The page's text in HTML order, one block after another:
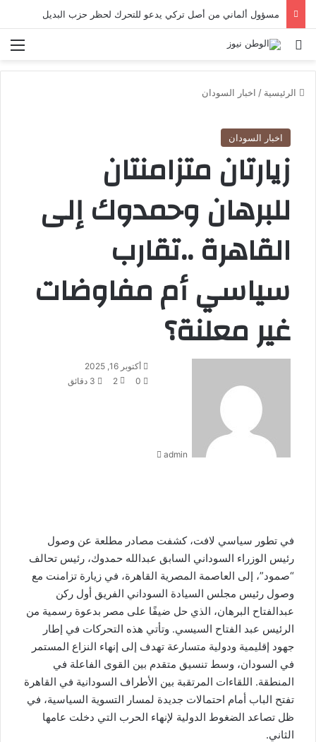
مسؤول ألماني من أصل تركي يدعو للتحرك لحظر حزب البديل
بحث عن
الرئيسية / اخبار السودان
اخبار السودان
زيارتان متزامنتان
للبرهان وحمدوك إلى
القاهرة ..تقارب
سياسي أم مفاوضات
غير معلنة؟
admin
ر
و
ي
ا
أكتوبر 16, 2025
0
2
في تطور سياسي لافت، كشفت مصادر مطلعة عن وصول
رئيس الوزراء السوداني السابق عبدالله حمدوك، رئيس تحالف
“صمود”، إلى العاصمة المصرية القاهرة، في زيارة تزامنت مع
وصول رئيس مجلس السيادة السوداني الفريق أول ركن
عبدالفتاح البرهان، الذي حل ضيفًا على مصر بدعوة رسمية من
الرئيس عبد الفتاح السيسي. وتأتي هذه التحركات في إطار
جهود إقليمية ودولية متسارعة تهدف إلى إنهاء النزاع المستمر
في السودان، وسط تنسيق متقدم بين القوى الفاعلة في
المنطقة. اللقاءات المرتقبة بين الأطراف السودانية في القاهرة
تفتح الباب أمام احتمالات جديدة لمسار التسوية السياسية، في
ظل تصاعد الضغوط الدولية لإنهاء الحرب التي دخلت عامها
الثاني.